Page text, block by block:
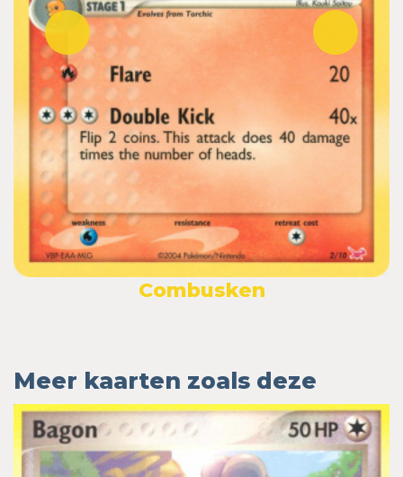
Combusken
Meer kaarten zoals deze